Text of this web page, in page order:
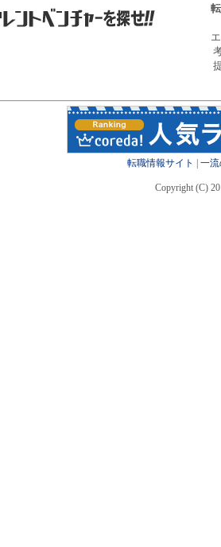
転職情報サイト 一
Copyright (C)